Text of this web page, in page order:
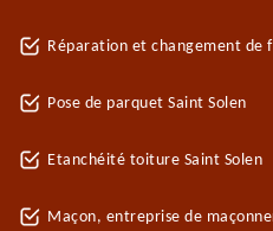
Réparation et changement de
Pose de parquet Saint Solen
Etanchéité toiture Saint Solen
Maçon, entreprise de